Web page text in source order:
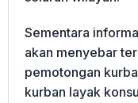
Sementara
akan menyebar
pemotongan
kurban layak